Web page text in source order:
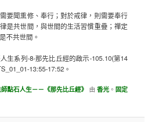
要聞熏修、奉行；對於戒律，則需要奉行
是共世間，與世間的生活習慣重疊；禪定
不共世間。
生系列-8-那先比丘經的啟示-105.10(第14
13:55-17:52。
點石人生－－《那先比丘經》 由 香光。 固定